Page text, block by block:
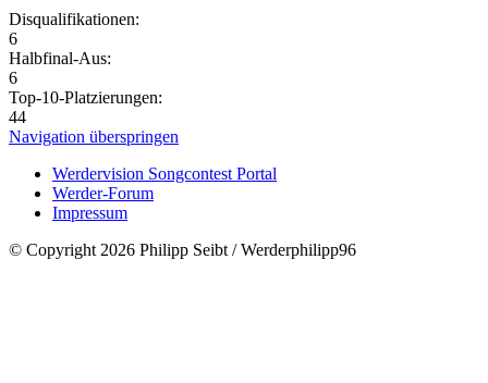
Disqualifikationen:
6
Halbfinal-Aus:
6
Top-10-Platzierungen:
44
Navigation überspringen
Werdervision Songcontest Portal
Werder-Forum
Impressum
© Copyright 2026 Philipp Seibt / Werderphilipp96